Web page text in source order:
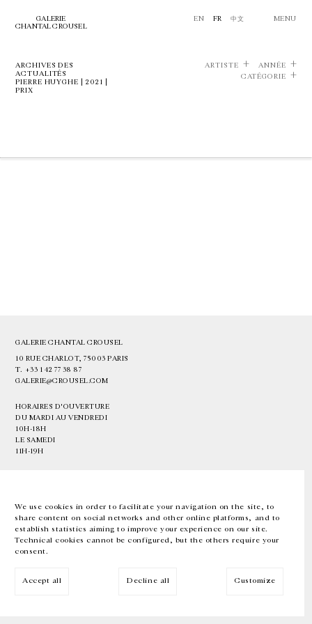
We use cookies in order to facilitate your navigation on the site, to
share content on social networks and other online platforms, and to
establish statistics aiming to improve your experience on our site.
Technical cookies cannot be configured, but the others require your
consent.
Accept all Decline all Customize
GALERIE
CHANTAL CROUSEL
EN FR 中文 MENU
ARCHIVES DES
ACTUALITÉS
PIERRE HUYGHE | 2021 |
PRIX
ARTISTE
ANNÉE
CATÉGORIE
GALERIE CHANTAL CROUSEL
10 RUE CHARLOT, 75003 PARIS
T. +33 1 42 77 38 87
GALERIE@CROUSEL.COM
HORAIRES D'OUVERTURE
DU MARDI AU VENDREDI
10H-18H
LE SAMEDI
11H-19H
EN FR 中文 Facebook Instagram
Inscrivez-vous à notre newsletter